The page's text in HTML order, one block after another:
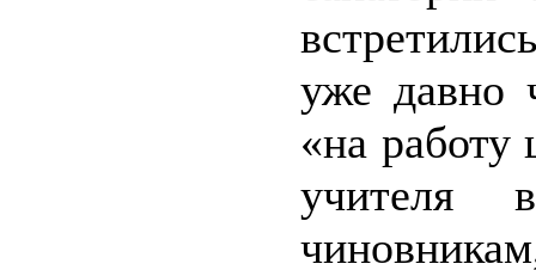
уже давно
«на работу
учителя